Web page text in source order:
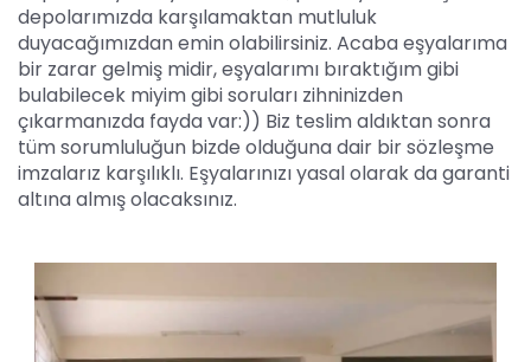
depolarımızda karşılamaktan mutluluk
duyacağımızdan emin olabilirsiniz. Acaba eşyalarıma
bir zarar gelmiş midir, eşyalarımı bıraktığım gibi
bulabilecek miyim gibi soruları zihninizden
çıkarmanızda fayda var:)) Biz teslim aldıktan sonra
tüm sorumluluğun bizde olduğuna dair bir sözleşme
imzalarız karşılıklı. Eşyalarınızı yasal olarak da garanti
altına almış olacaksınız.